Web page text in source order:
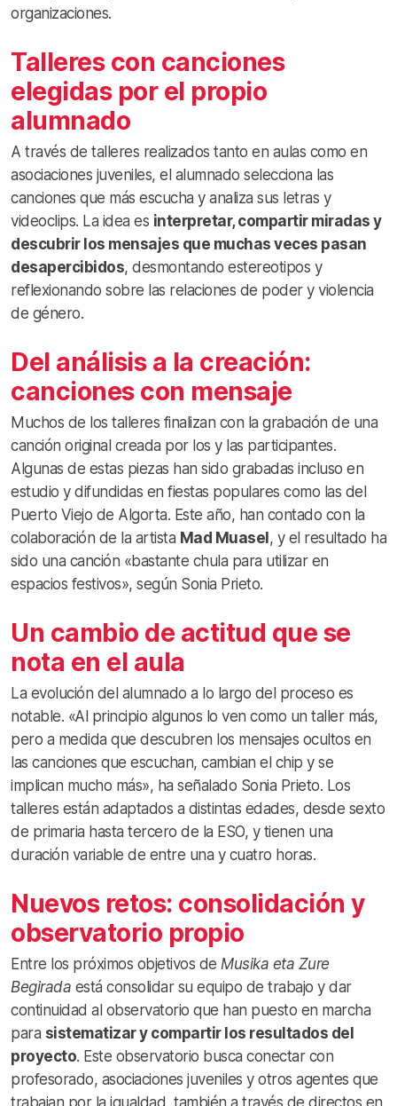
organizaciones.
Talleres con canciones
elegidas por el propio
alumnado
A través de talleres realizados tanto en aulas como en
asociaciones juveniles, el alumnado selecciona las
canciones que más escucha y analiza sus letras y
videoclips. La idea es interpretar, compartir miradas y
descubrir los mensajes que muchas veces pasan
desapercibidos, desmontando estereotipos y
reflexionando sobre las relaciones de poder y violencia
de género.
Del análisis a la creación:
canciones con mensaje
Muchos de los talleres finalizan con la grabación de una
canción original creada por los y las participantes.
Algunas de estas piezas han sido grabadas incluso en
estudio y difundidas en fiestas populares como las del
Puerto Viejo de Algorta. Este año, han contado con la
colaboración de la artista Mad Muasel, y el resultado ha
sido una canción «bastante chula para utilizar en
espacios festivos», según Sonia Prieto.
Un cambio de actitud que se
nota en el aula
La evolución del alumnado a lo largo del proceso es
notable. «Al principio algunos lo ven como un taller más,
pero a medida que descubren los mensajes ocultos en
las canciones que escuchan, cambian el chip y se
implican mucho más», ha señalado Sonia Prieto. Los
talleres están adaptados a distintas edades, desde sexto
de primaria hasta tercero de la ESO, y tienen una
duración variable de entre una y cuatro horas.
Nuevos retos: consolidación y
observatorio propio
Entre los próximos objetivos de Musika eta Zure
Begirada está consolidar su equipo de trabajo y dar
continuidad al observatorio que han puesto en marcha
para sistematizar y compartir los resultados del
proyecto. Este observatorio busca conectar con
profesorado, asociaciones juveniles y otros agentes que
trabajan por la igualdad, también a través de directos en